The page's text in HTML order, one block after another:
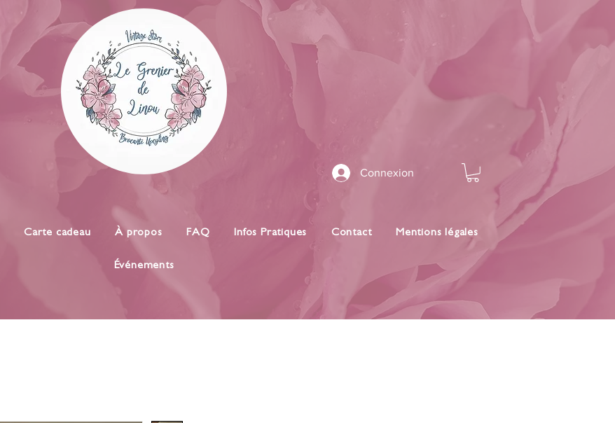
Connexion
Carte cadeau À propos FAQ Infos Pratiques Contact Mentions légales
Événements